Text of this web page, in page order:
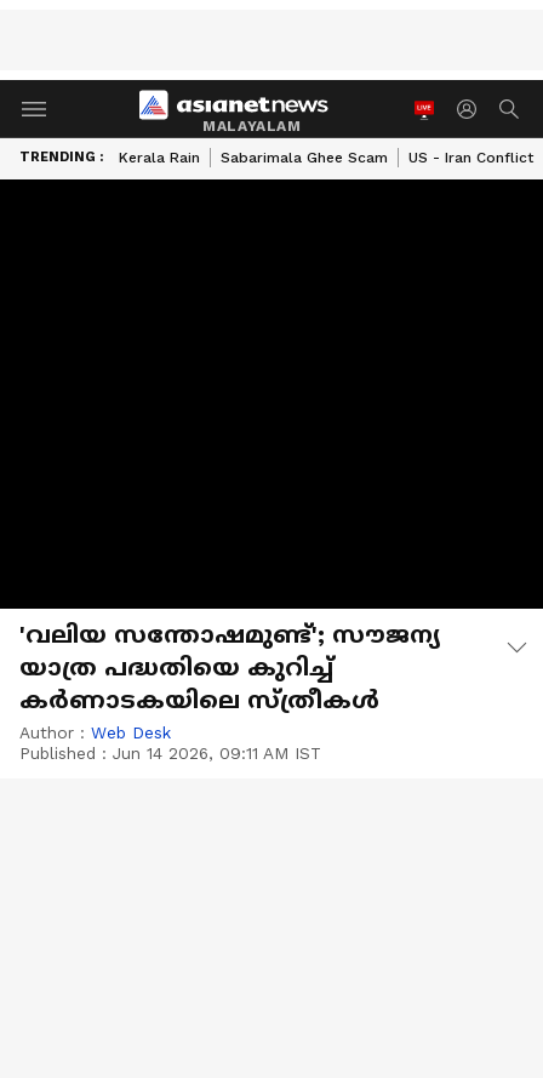
MALAYALAM
TRENDING : Kerala Rain Sabarimala Ghee Scam US - Iran Conflict
'വലിയ സന്തോഷമുണ്ട്'; സൗജന്യ
യാത്ര പദ്ധതിയെ കുറിച്ച്
കർണാടകയിലെ സ്ത്രീകൾ
Author : Web Desk
Published : Jun 14 2026, 09:11 AM IST